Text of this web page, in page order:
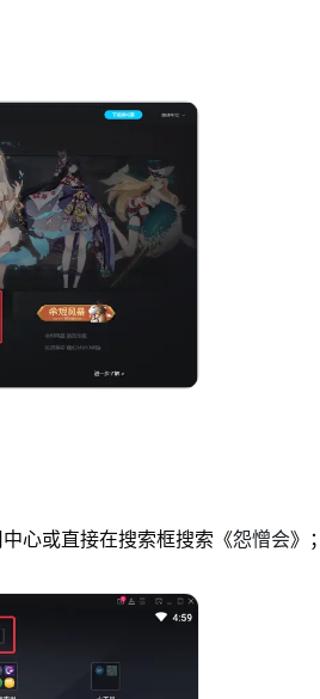
心或直接在搜索框搜索《怨憎会》；